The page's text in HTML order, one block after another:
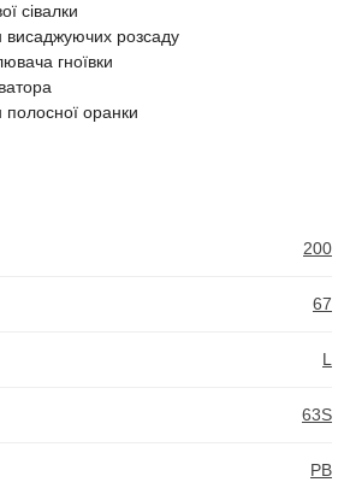
сівалки
розсаду
гноївки
оранки
200
67
L
63S
PB